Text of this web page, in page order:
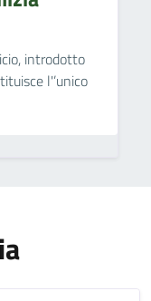
introdotto
l'’unico